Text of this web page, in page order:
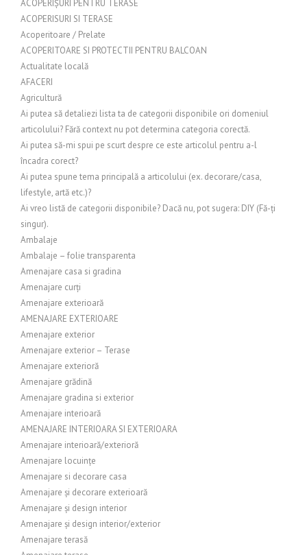
ACOPERIȘURI PENTRU TERASE
ACOPERISURI SI TERASE
Acoperitoare / Prelate
ACOPERITOARE SI PROTECTII PENTRU BALCOAN
Actualitate locală
AFACERI
Agricultură
Ai putea să detaliezi lista ta de categorii disponibile ori domeniul
articolului? Fără context nu pot determina categoria corectă.
Ai putea să-mi spui pe scurt despre ce este articolul pentru a-l
încadra corect?
Ai putea spune tema principală a articolului (ex. decorare/casa,
lifestyle, artă etc.)?
Ai vreo listă de categorii disponibile? Dacă nu, pot sugera: DIY (Fă-ți
singur).
Ambalaje
Ambalaje – folie transparenta
Amenajare casa si gradina
Amenajare curți
Amenajare exterioară
AMENAJARE EXTERIOARE
Amenajare exterior
Amenajare exterior – Terase
Amenajare exterioră
Amenajare grădină
Amenajare gradina si exterior
Amenajare interioară
AMENAJARE INTERIOARA SI EXTERIOARA
Amenajare interioară/exterioră
Amenajare locuințe
Amenajare si decorare casa
Amenajare și decorare exterioară
Amenajare și design interior
Amenajare și design interior/exterior
Amenajare terasă